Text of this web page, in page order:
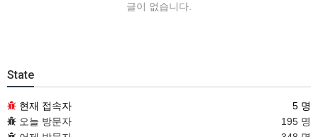
글이 없습니다.
State
현재 접속자
5 명
오늘 방문자
195 명